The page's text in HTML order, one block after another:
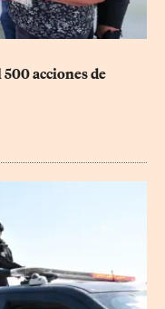
acciones de